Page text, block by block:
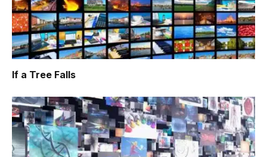
If a Tree Falls